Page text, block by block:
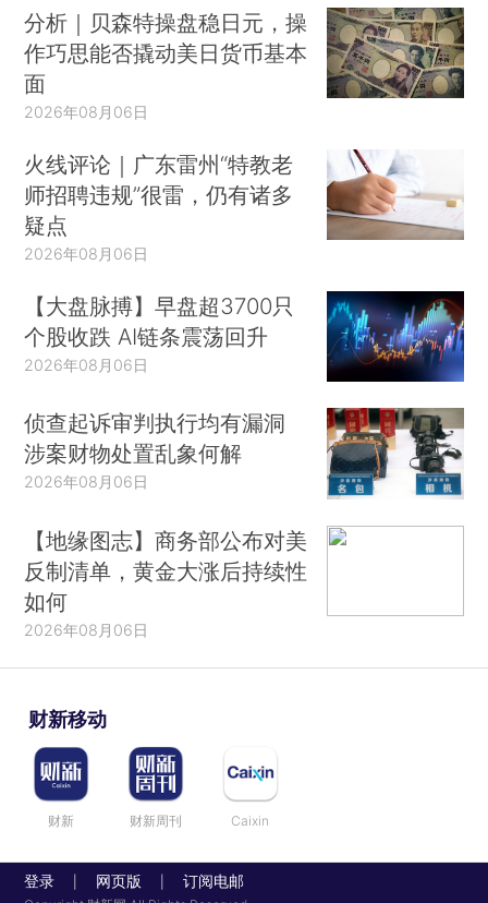
分析｜贝森特操盘稳日元，操
作巧思能否撬动美日货币基本
面
2026年08月06日
火线评论｜广东雷州“特教老
师招聘违规”很雷，仍有诸多
疑点
2026年08月06日
【大盘脉搏】早盘超3700只
个股收跌 AI链条震荡回升
2026年08月06日
侦查起诉审判执行均有漏洞
涉案财物处置乱象何解
2026年08月06日
【地缘图志】商务部公布对美
反制清单，黄金大涨后持续性
如何
2026年08月06日
财新移动
财新 财新周刊 Caixin
登录 网页版 订阅电邮